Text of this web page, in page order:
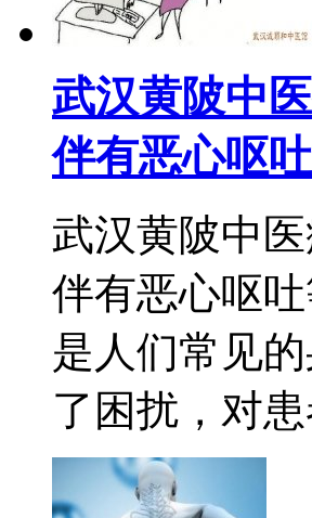
武汉黄陂中
伴有恶心呕
武汉黄陂中
伴有恶心呕
是人们常见
了困扰，对